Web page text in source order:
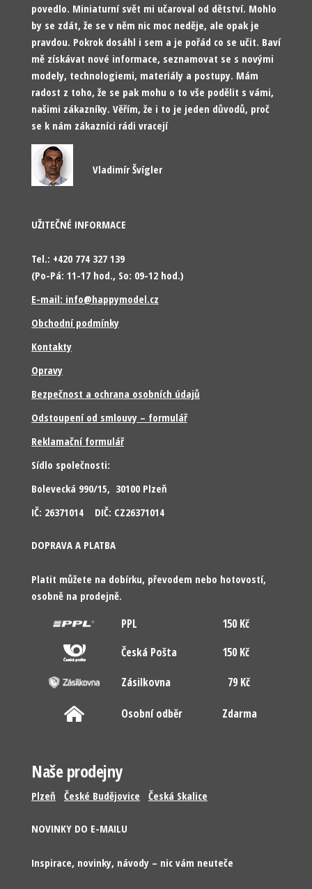
povedlo. Miniaturní svět mi učaroval od dětství. Mohlo
by se zdát, že se v něm nic moc neděje, ale opak je
pravdou. Pokrok dosáhl i sem a je pořád co se učit. Baví
mě získávat nové informace, seznamovat se s novými
modely, technologiemi, materiály a postupy. Mám
radost z toho, že se pak mohu o to vše podělit s vámi,
našimi zákazníky. Věřím, že i to je jeden důvodů, proč
se k nám zákazníci rádi vracejí
Vladimír Švígler
UŽITEČNÉ INFORMACE
Tel.: +420 774 327 139
(Po-Pá: 11-17 hod., So: 09-12 hod.)
E-mail: info@happymodel.cz
Obchodní podmínky
Kontakty
Opravy
Bezpečnost a ochrana osobních údajů
Odstoupení od smlouvy – formulář
Reklamační formulář
Sídlo společnosti:
Bolevecká 990/15, 30100 Plzeň
IČ: 26371014 DIČ: CZ26371014
DOPRAVA A PLATBA
Platit můžete na dobírku, převodem nebo hotovostí,
osobně na prodejně.
PPL
150 Kč
Česká Pošta
150 Kč
Zásilkovna
79 Kč
Osobní odběr Zdarma
Naše prodejny
Plzeň České Budějovice Česká Skalice
NOVINKY DO E-MAILU
Inspirace, novinky, návody – nic vám neuteče